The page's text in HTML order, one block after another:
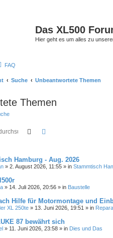
Das XL500
Hier geht es um alles zu
FAQ
Suche Unbeantwortete Themen
Themen
Suche
Hamburg - Aug. 2026
» 2. August 2026, 11:55 » in Stammtisch
» 14. Juli 2026, 20:56 » in Baustelle
Hilfe für Motormontage und
XL 250te » 13. Juni 2026, 19:51 » in
87 bewährt sich
» 11. Juni 2026, 23:58 » in Dies und Das